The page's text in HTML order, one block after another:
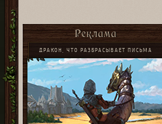
Реклама
ДРАКОН, ЧТО РАЗБРАСЫВАЕТ ПИСЬМА